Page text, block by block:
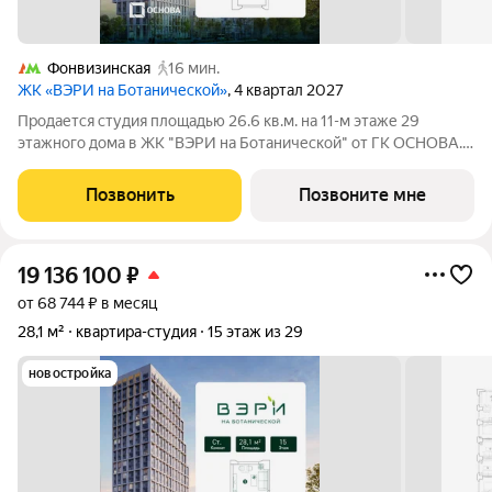
Фонвизинская
16 мин.
ЖК «ВЭРИ на Ботанической», 4 квартал 2027
Продается студия площадью 26.6 кв.м. на 11-м этаже 29
этажного дома в ЖК "ВЭРИ на Ботанической" от ГК ОСНОВА.
самых зелёных районов Москвы, в Марфино, что обеспечит
будущим жителям чистый и свежий
Позвонить Позвоните мне
19 136 100 ₽
от 68 744 ₽ в месяц
28,1 м²
квартира-студия 15 этаж из 29
новостройка